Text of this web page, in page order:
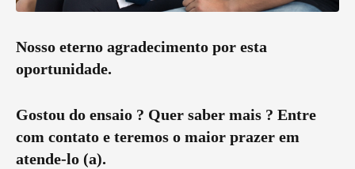
Nosso eterno agradecimento por esta
oportunidade.
Gostou do ensaio ? Quer saber mais ? Entre
com contato e teremos o maior prazer em
atende-lo (a).